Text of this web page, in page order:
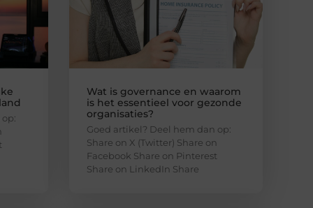
Wat is governance en waarom
is het essentieel voor gezonde
organisaties?
Goed artikel? Deel hem dan op:
Share on X (Twitter) Share on
Facebook Share on Pinterest
Share on LinkedIn Share